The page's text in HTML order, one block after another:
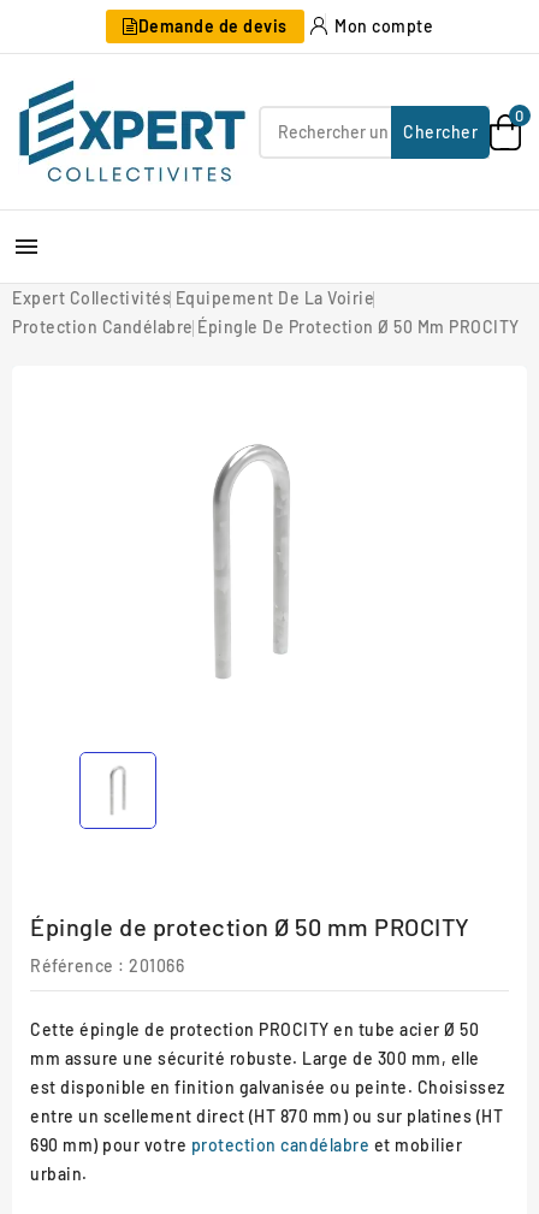
Demande de devis Mon compte
Chercher
0

Expert Collectivités Equipement De La Voirie
Protection Candélabre Épingle De Protection Ø 50 Mm PROCITY
Épingle de protection Ø 50 mm PROCITY
Référence : 201066
Cette épingle de protection PROCITY en tube acier Ø 50
mm assure une sécurité robuste. Large de 300 mm, elle
est disponible en finition galvanisée ou peinte. Choisissez
entre un scellement direct (HT 870 mm) ou sur platines (HT
690 mm) pour votre protection candélabre et mobilier
urbain.